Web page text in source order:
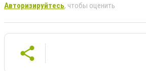
Авторизируйтесь, чтобы оценить